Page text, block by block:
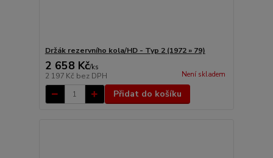
Držák rezervního kola/HD - Typ 2 (1972 » 79)
2 658 Kč/ks
2 197 Kč bez DPH Není skladem
Přidat do košíku